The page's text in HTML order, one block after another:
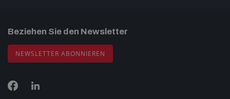
Beziehen Sie den Newsletter
NEWSLETTER ABONNIEREN